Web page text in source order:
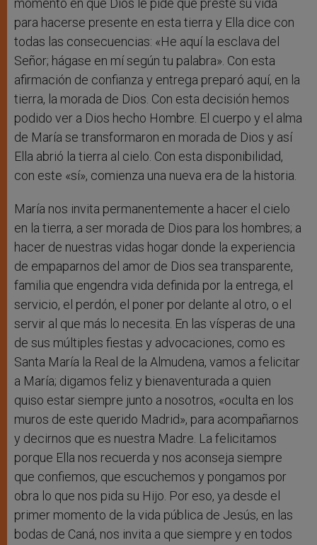
momento en que Dios le pide que preste su vida
para hacerse presente en esta tierra y Ella dice con
todas las consecuencias: «He aquí la esclava del
Señor; hágase en mí según tu palabra». Con esta
afirmación de confianza y entrega preparó aquí, en la
tierra, la morada de Dios. Con esta decisión hemos
podido ver a Dios hecho Hombre. El cuerpo y el alma
de María se transformaron en morada de Dios y así
Ella abrió la tierra al cielo. Con esta disponibilidad,
con este «sí», comienza una nueva era de la historia.
María nos invita permanentemente a hacer el cielo
en la tierra, a ser morada de Dios para los hombres; a
hacer de nuestras vidas hogar donde la experiencia
de empaparnos del amor de Dios sea transparente,
familia que engendra vida definida por la entrega, el
servicio, el perdón, el poner por delante al otro, o el
servir al que más lo necesita. En las vísperas de una
de sus múltiples fiestas y advocaciones, como es
Santa María la Real de la Almudena, vamos a felicitar
a María; digamos feliz y bienaventurada a quien
quiso estar siempre junto a nosotros, «oculta en los
muros de este querido Madrid», para acompañarnos
y decirnos que es nuestra Madre. La felicitamos
porque Ella nos recuerda y nos aconseja siempre
que confiemos, que escuchemos y pongamos por
obra lo que nos pida su Hijo. Por eso, ya desde el
primer momento de la vida pública de Jesús, en las
bodas de Caná, nos invita a que siempre y en todos